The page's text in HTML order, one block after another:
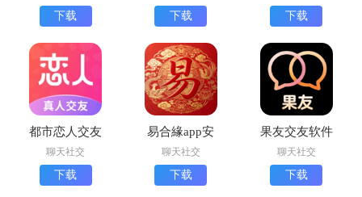
下载 下载 下载
都市恋人交友
最新版下载
聊天社交
下载
易合緣app安
卓版下载
聊天社交
下载
果友交友软件
免费版下载
聊天社交
下载